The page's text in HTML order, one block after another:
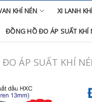
KHÍ NÉN XI LANH
ĐỒNG HỒ ĐO ÁP SUẤT KHÍ
ÁP SUẤT KHÍ